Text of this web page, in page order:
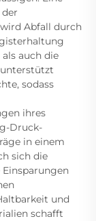
Abfall durch
auch die
sodass
ihres
Druck-
in einem
sich die
und
schafft